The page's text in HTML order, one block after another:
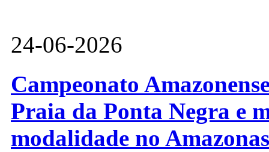
24-06-2026
Campeonato
Praia da Ponta Negra e
modalidade no Amazonas